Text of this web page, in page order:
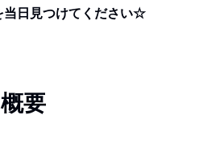
当日見つけてください☆
要